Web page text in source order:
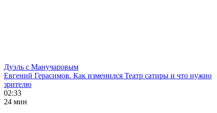
Дуэль с Манучаровым
Евгений Герасимов. Как изменился Театр сатиры и что нужно
зрителю
02:33
24 мин